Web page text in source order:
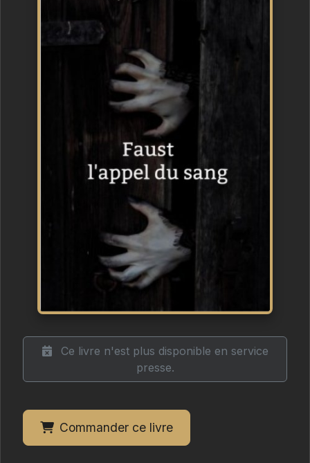
Ce livre n'est plus disponible en service
presse.
Commander ce livre